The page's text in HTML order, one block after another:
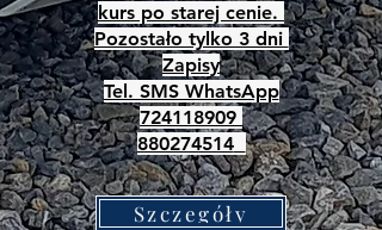
kurs po starej cenie.
Pozostało tylko 3 dni
Zapisy
Tel. SMS WhatsApp
724118909
880274514
Szczegóły